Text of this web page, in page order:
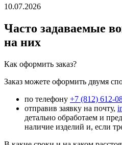
10.07.2026
Часто задаваемые
на них
Как оформить заказ?
Заказ можете оформить двумя
по телефону +7 (812) 612-
отправив заявку на почту,
детально обработаем и
наличие изделий и, если